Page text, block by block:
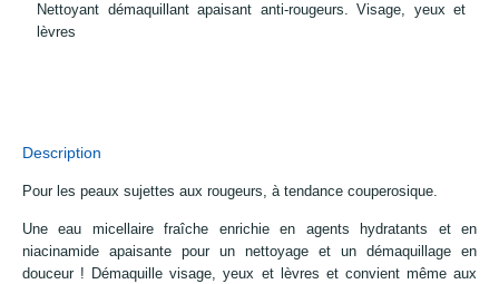
Nettoyant démaquillant apaisant anti-rougeurs. Visage, yeux et
lèvres
Description
Pour les peaux sujettes aux rougeurs, à tendance couperosique.
Une eau micellaire fraîche enrichie en agents hydratants et en
niacinamide apaisante pour un nettoyage et un démaquillage en
douceur ! Démaquille visage, yeux et lèvres et convient même aux